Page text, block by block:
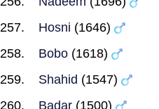
Hosni (1646)
Bobo (1618)
Shahid (1547)
Badar (1500)